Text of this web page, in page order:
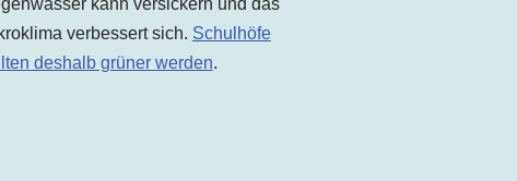
kann versickern und das
verbessert sich. Schulhöfe
deshalb grüner werden.